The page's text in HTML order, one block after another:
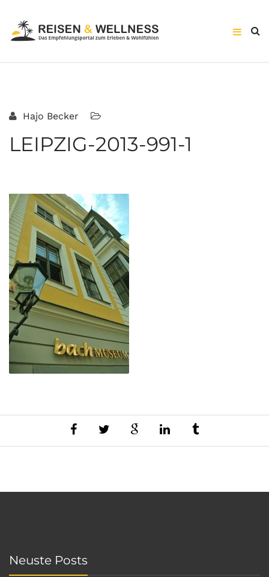
Hajo Becker
LEIPZIG-2013-991-1
Neuste Posts